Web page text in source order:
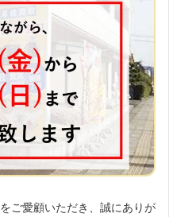
をご愛顧いただき、誠にありが